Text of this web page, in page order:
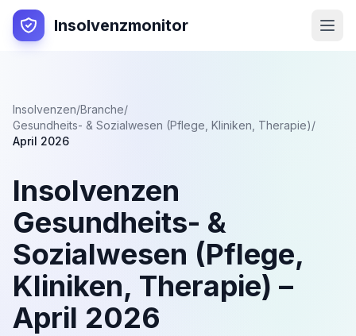
Insolvenzmonitor
Insolvenzen/Branche/
Gesundheits- & Sozialwesen (Pflege, Kliniken, Therapie)/
April 2026
Insolvenzen
Gesundheits- &
Sozialwesen (Pflege,
Kliniken, Therapie) –
April 2026